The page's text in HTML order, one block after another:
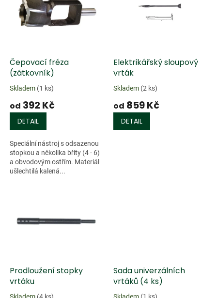
dČepovací fréza
(zátkovník)
Skladem (1 ks)
od 392 Kč
DETAIL
Speciální nástroj s odsazenou
stopkou a několika břity (4 - 6)
a obvodovým ostřím. Materiál
ušlechtilá kalená...
Elektrikářský sloupový
vrták
Skladem (2 ks)
od 859 Kč
DETAIL
Prodloužení stopky
vrtáku
Sada univerzálních
vrtáků (4 ks)